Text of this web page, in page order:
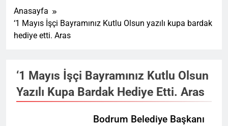
Anasayfa
‘1 Mayıs İşçi Bayramınız Kutlu Olsun yazılı kupa bardak
hediye etti. Aras
‘1 Mayıs İşçi Bayramınız Kutlu Olsun
Yazılı Kupa Bardak Hediye Etti. Aras
Bodrum Belediye Başkanı